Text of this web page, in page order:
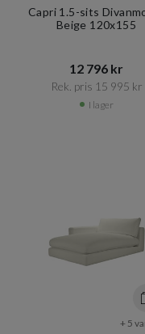
Capri 1.5-sits
Beige 120x155
12 796 kr​​
Rek. pris 15 995 kr​​
I lager
+ 5